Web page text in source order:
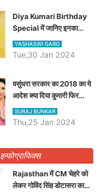
Diya Kumari Birthday
Special में जानिए इनका
राजकुमारी से राजस्थान की
डिप्टी सीएम बनने तक का सफर,
YASHASWI GARG
Tue,30 Jan 2024
वसुंधरा सरकार का 2018 का ये
आदेश क्या दिया कुमारी फिर
करेंगी लागू? कांग्रेस सरकार ने
किया था निरस्त
SURAJ BUNKAR
Thu,25 Jan 2024
इन्फोग्राफिक्स
Rajasthan में CM चेहरे को
लेकर गोविंद सिंह डोटासरा का